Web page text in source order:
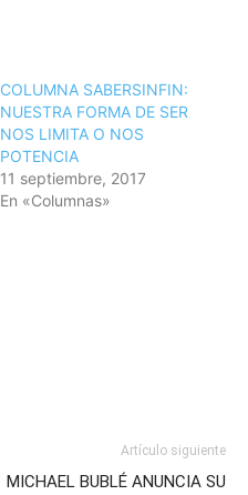
COLUMNA SABERSINFIN:
NUESTRA FORMA DE SER
NOS LIMITA O NOS
POTENCIA
11 septiembre, 2017
En «Columnas»
Artículo siguiente
MICHAEL BUBLÉ ANUNCIA SU